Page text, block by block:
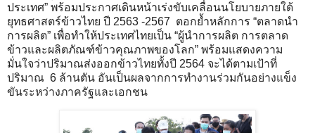
ประเทศ” พร้อมประกาศเดินหน้าเร่งขับเคลื่อนนโยบายภายใต้
ยุทธศาสตร์ข้าวไทย ปี 2563 -2567 ตอกย้ำหลักการ “ตลาดนำ
การผลิต” เพื่อทำให้ประเทศไทยเป็น “ผู้นำการผลิต การตลาด
ข้าวและผลิตภัณฑ์ข้าวคุณภาพของโลก” พร้อมแสดงความ
มั่นใจว่าปริมาณส่งออกข้าวไทยทั้งปี 2564 จะได้ตามเป้าที่
ปริมาณ 6 ล้านตัน อันเป็นผลจากการทำงานร่วมกันอย่างแข็ง
ขันระหว่างภาครัฐและเอกชน